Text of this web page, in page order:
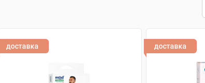
доставка доставка